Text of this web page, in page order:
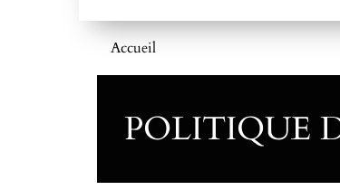
Accueil
POLITIQUE